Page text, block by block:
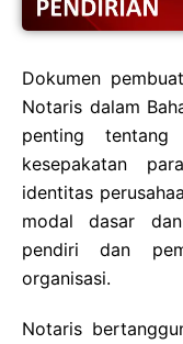
Dokumen
Notaris dalam
penting tentang
kesepakatan
identitas
modal dasar
pendiri dan
organisasi.
Notaris